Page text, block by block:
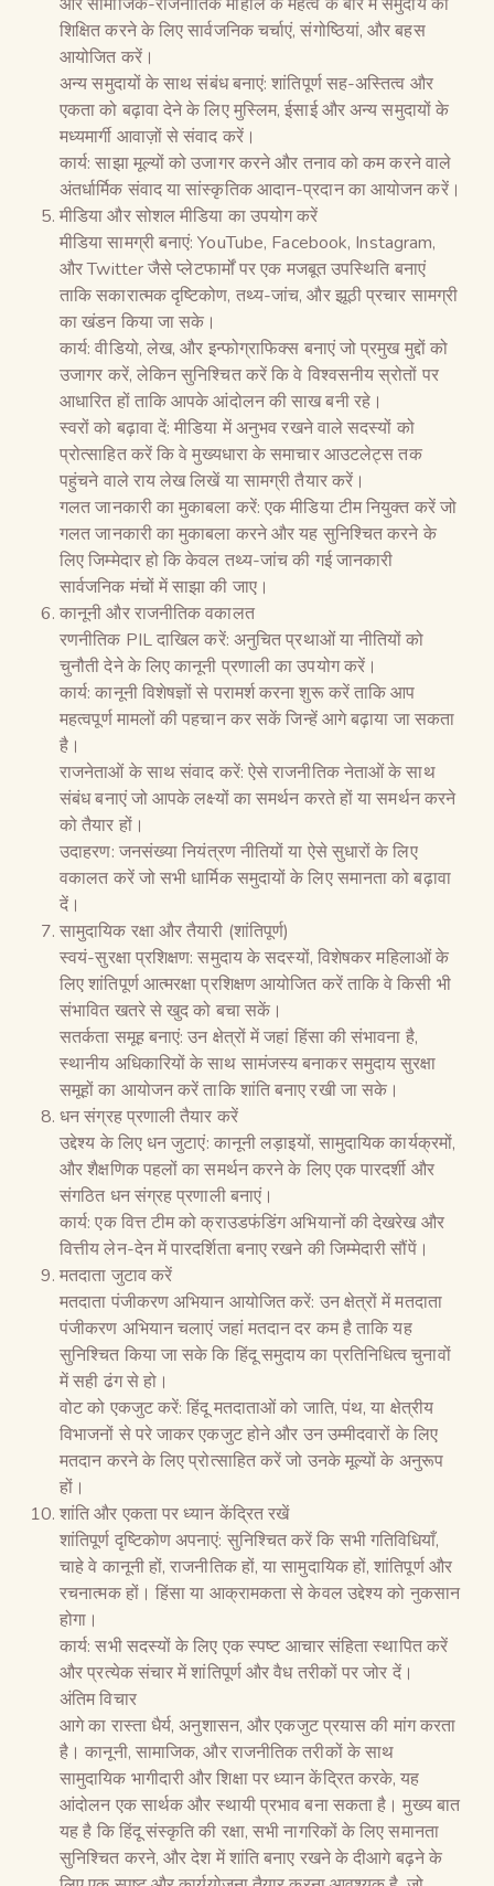
शिक्षित करने के लिए सार्वजनिक चर्चाएं, संगोष्ठियां, और बहस
आयोजित करें।
अन्य समुदायों के साथ संबंध बनाएं: शांतिपूर्ण सह-अस्तित्व और
एकता को बढ़ावा देने के लिए मुस्लिम, ईसाई और अन्य समुदायों के
मध्यमार्गी आवाज़ों से संवाद करें।
कार्य: साझा मूल्यों को उजागर करने और तनाव को कम करने वाले
अंतर्धार्मिक संवाद या सांस्कृतिक आदान-प्रदान का आयोजन करें।
मीडिया और सोशल मीडिया का उपयोग करें
मीडिया सामग्री बनाएं: YouTube, Facebook, Instagram,
और Twitter जैसे प्लेटफार्मों पर एक मजबूत उपस्थिति बनाएं
ताकि सकारात्मक दृष्टिकोण, तथ्य-जांच, और झूठी प्रचार सामग्री
का खंडन किया जा सके।
कार्य: वीडियो, लेख, और इन्फोग्राफिक्स बनाएं जो प्रमुख मुद्दों को
उजागर करें, लेकिन सुनिश्चित करें कि वे विश्वसनीय स्रोतों पर
आधारित हों ताकि आपके आंदोलन की साख बनी रहे।
स्वरों को बढ़ावा दें: मीडिया में अनुभव रखने वाले सदस्यों को
प्रोत्साहित करें कि वे मुख्यधारा के समाचार आउटलेट्स तक
पहुंचने वाले राय लेख लिखें या सामग्री तैयार करें।
गलत जानकारी का मुकाबला करें: एक मीडिया टीम नियुक्त करें जो
गलत जानकारी का मुकाबला करने और यह सुनिश्चित करने के
लिए जिम्मेदार हो कि केवल तथ्य-जांच की गई जानकारी
सार्वजनिक मंचों में साझा की जाए।
कानूनी और राजनीतिक वकालत
रणनीतिक PIL दाखिल करें: अनुचित प्रथाओं या नीतियों को
चुनौती देने के लिए कानूनी प्रणाली का उपयोग करें।
कार्य: कानूनी विशेषज्ञों से परामर्श करना शुरू करें ताकि आप
महत्वपूर्ण मामलों की पहचान कर सकें जिन्हें आगे बढ़ाया जा सकता
है।
राजनेताओं के साथ संवाद करें: ऐसे राजनीतिक नेताओं के साथ
संबंध बनाएं जो आपके लक्ष्यों का समर्थन करते हों या समर्थन करने
को तैयार हों।
उदाहरण: जनसंख्या नियंत्रण नीतियों या ऐसे सुधारों के लिए
वकालत करें जो सभी धार्मिक समुदायों के लिए समानता को बढ़ावा
दें।
सामुदायिक रक्षा और तैयारी (शांतिपूर्ण)
स्वयं-सुरक्षा प्रशिक्षण: समुदाय के सदस्यों, विशेषकर महिलाओं के
लिए शांतिपूर्ण आत्मरक्षा प्रशिक्षण आयोजित करें ताकि वे किसी भी
संभावित खतरे से खुद को बचा सकें।
सतर्कता समूह बनाएं: उन क्षेत्रों में जहां हिंसा की संभावना है,
स्थानीय अधिकारियों के साथ सामंजस्य बनाकर समुदाय सुरक्षा
समूहों का आयोजन करें ताकि शांति बनाए रखी जा सके।
धन संग्रह प्रणाली तैयार करें
उद्देश्य के लिए धन जुटाएं: कानूनी लड़ाइयों, सामुदायिक कार्यक्रमों,
और शैक्षणिक पहलों का समर्थन करने के लिए एक पारदर्शी और
संगठित धन संग्रह प्रणाली बनाएं।
कार्य: एक वित्त टीम को क्राउडफंडिंग अभियानों की देखरेख और
वित्तीय लेन-देन में पारदर्शिता बनाए रखने की जिम्मेदारी सौंपें।
मतदाता जुटाव करें
मतदाता पंजीकरण अभियान आयोजित करें: उन क्षेत्रों में मतदाता
पंजीकरण अभियान चलाएं जहां मतदान दर कम है ताकि यह
सुनिश्चित किया जा सके कि हिंदू समुदाय का प्रतिनिधित्व चुनावों
में सही ढंग से हो।
वोट को एकजुट करें: हिंदू मतदाताओं को जाति, पंथ, या क्षेत्रीय
विभाजनों से परे जाकर एकजुट होने और उन उम्मीदवारों के लिए
मतदान करने के लिए प्रोत्साहित करें जो उनके मूल्यों के अनुरूप
हों।
शांति और एकता पर ध्यान केंद्रित रखें
शांतिपूर्ण दृष्टिकोण अपनाएं: सुनिश्चित करें कि सभी गतिविधियाँ,
चाहे वे कानूनी हों, राजनीतिक हों, या सामुदायिक हों, शांतिपूर्ण और
रचनात्मक हों। हिंसा या आक्रामकता से केवल उद्देश्य को नुकसान
होगा।
कार्य: सभी सदस्यों के लिए एक स्पष्ट आचार संहिता स्थापित करें
और प्रत्येक संचार में शांतिपूर्ण और वैध तरीकों पर जोर दें।
अंतिम विचार
आगे का रास्ता धैर्य, अनुशासन, और एकजुट प्रयास की मांग करता
है। कानूनी, सामाजिक, और राजनीतिक तरीकों के साथ
सामुदायिक भागीदारी और शिक्षा पर ध्यान केंद्रित करके, यह
आंदोलन एक सार्थक और स्थायी प्रभाव बना सकता है। मुख्य बात
यह है कि हिंदू संस्कृति की रक्षा, सभी नागरिकों के लिए समानता
सुनिश्चित करने, और देश में शांति बनाए रखने के दीआगे बढ़ने के